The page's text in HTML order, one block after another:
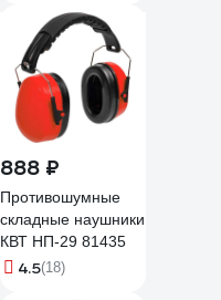
888 ₽
Противошумные
складные наушники
КВТ НП-29 81435
4.5(18)